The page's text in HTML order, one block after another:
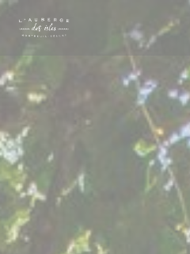
クッキー利用の管理について